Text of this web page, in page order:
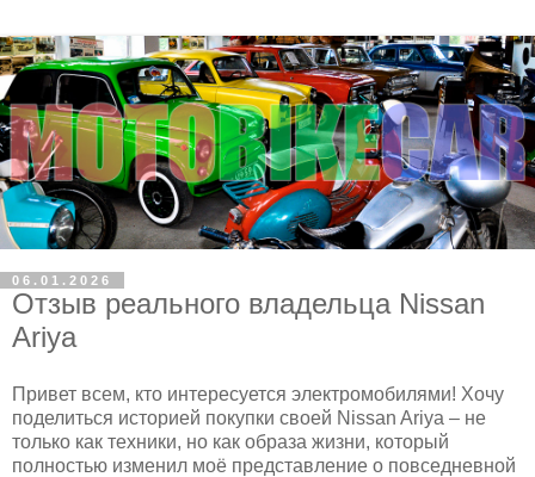
06.01.2026
Отзыв реального владельца Nissan
Ariya
Привет всем, кто интересуется электромобилями! Хочу
поделиться историей покупки своей Nissan Ariya – не
только как техники, но как образа жизни, который
полностью изменил моё представление о повседневной